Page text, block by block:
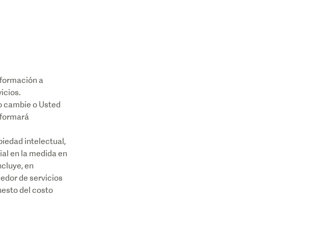
a
cambie o Usted
intelectual,
en la medida en
en
de servicios
del costo